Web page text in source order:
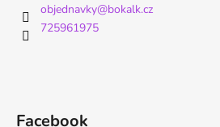
objednavky@bokalk.cz
725961975
Facebook